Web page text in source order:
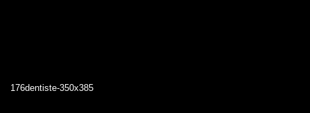
176dentiste-350x385